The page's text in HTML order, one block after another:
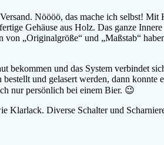
Nöööö, das mache ich selbst! Mit
Gehäuse aus Holz. Das ganze Innere
„Originalgröße“ und „Maßstab“
bekommen und das System verbindet
und gelasert werden, dann konnte
nur persönlich bei einem Bier. 😉
Klarlack. Diverse Schalter und